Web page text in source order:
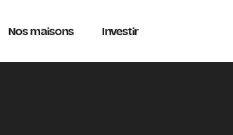
Nos maisons Investir